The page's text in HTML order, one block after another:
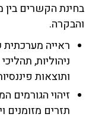
בחינת הקשרים בין
והבקרה.
ראייה מערכתית של
ניהוליות, תהליכי
ותוצאות פיננסיות.
זיהוי הגורמים
תזרים מזומנים